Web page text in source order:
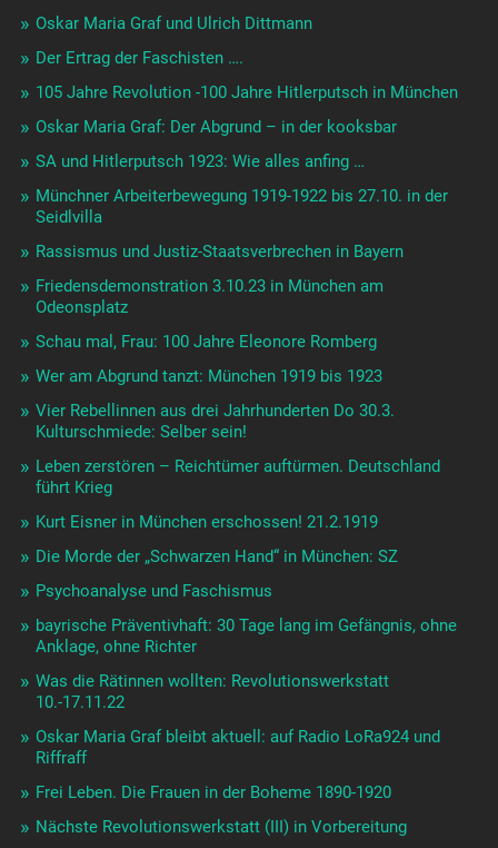
Oskar Maria Graf und Ulrich Dittmann
Der Ertrag der Faschisten ….
105 Jahre Revolution -100 Jahre Hitlerputsch in München
Oskar Maria Graf: Der Abgrund – in der kooksbar
SA und Hitlerputsch 1923: Wie alles anfing …
Münchner Arbeiterbewegung 1919-1922 bis 27.10. in der
Seidlvilla
Rassismus und Justiz-Staatsverbrechen in Bayern
Friedensdemonstration 3.10.23 in München am
Odeonsplatz
Schau mal, Frau: 100 Jahre Eleonore Romberg
Wer am Abgrund tanzt: München 1919 bis 1923
Vier Rebellinnen aus drei Jahrhunderten Do 30.3.
Kulturschmiede: Selber sein!
Leben zerstören – Reichtümer auftürmen. Deutschland
führt Krieg
Kurt Eisner in München erschossen! 21.2.1919
Die Morde der „Schwarzen Hand“ in München: SZ
Psychoanalyse und Faschismus
bayrische Präventivhaft: 30 Tage lang im Gefängnis, ohne
Anklage, ohne Richter
Was die Rätinnen wollten: Revolutionswerkstatt
10.-17.11.22
Oskar Maria Graf bleibt aktuell: auf Radio LoRa924 und
Riffraff
Frei Leben. Die Frauen in der Boheme 1890-1920
Nächste Revolutionswerkstatt (III) in Vorbereitung